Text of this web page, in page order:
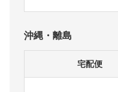
沖縄・離島
宅配便